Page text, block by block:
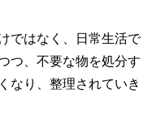
ではなく、日常生活で
つ、不要な物を処分す
なり、整理されていき